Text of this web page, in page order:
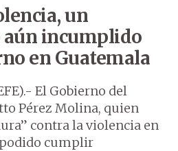
un
incumplido
en Guatemala
El Gobierno del
Pérez Molina, quien
contra la violencia en
cumplir